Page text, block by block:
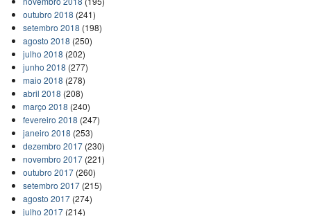
outubro 2018 (241)
setembro 2018 (198)
agosto 2018 (250)
julho 2018 (202)
junho 2018 (277)
maio 2018 (278)
abril 2018 (208)
março 2018 (240)
fevereiro 2018 (247)
janeiro 2018 (253)
dezembro 2017(230)
novembro 2017(221)
outubro 2017(260)
setembro 2017(215)
agosto 2017(274)
julho 2017(214)